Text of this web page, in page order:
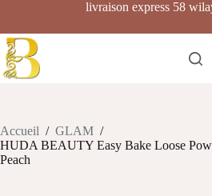
contenu
livraison express 58
Accueil / GLAM /
HUDA BEAUTY Easy Bake Loose
Peach